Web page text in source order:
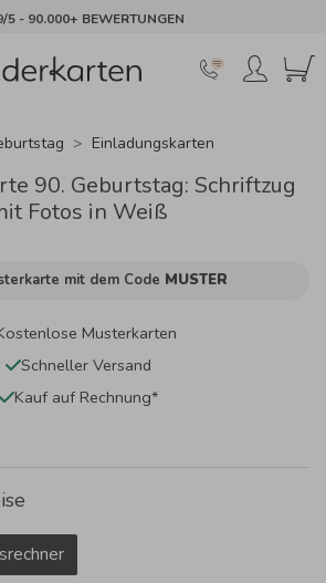
5 - 90.000+ BEWERTUNGEN
Einladungskarten
90. Geburtstag: Schriftzug
Fotos in Weiß
mit dem Code MUSTER
Musterkarten
Schneller Versand
Kauf auf Rechnung*